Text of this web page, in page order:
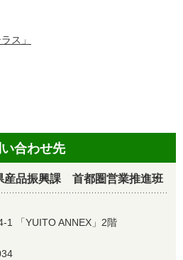
ス」
合わせ先
品振興課 首都圏営業推進班
1 「YUITO ANNEX」2階